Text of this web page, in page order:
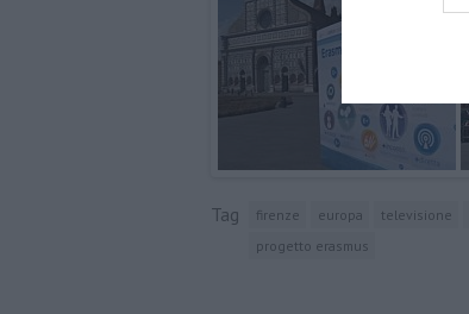
Tag firenze europa televisione
progetto erasmus